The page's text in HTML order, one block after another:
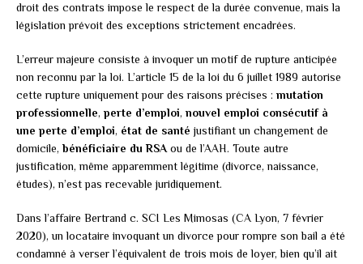
droit des contrats impose le respect de la durée convenue, mais la
législation prévoit des exceptions strictement encadrées.
L’erreur majeure consiste à invoquer un motif de rupture anticipée
non reconnu par la loi. L’article 15 de la loi du 6 juillet 1989 autorise
cette rupture uniquement pour des raisons précises : mutation
professionnelle, perte d’emploi, nouvel emploi consécutif à
une perte d’emploi, état de santé justifiant un changement de
domicile,bénéficiaire du RSAou de l’AAH. Toute autre
justification, même apparemment légitime (divorce, naissance,
études), n’est pas recevable juridiquement.
Dans l’affaire Bertrand c. SCI Les Mimosas (CA Lyon, 7 février
2020), un locataire invoquant un divorce pour rompre son bail a été
condamné à verser l’équivalent de trois mois de loyer, bien qu’il ait